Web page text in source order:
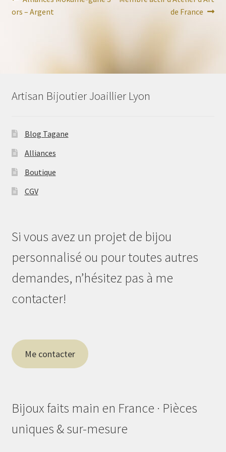
de précédent :
ors – Argent
de France
Artisan Bijoutier Joaillier Lyon
Blog Tagane
Alliances
Boutique
CGV
Si vous avez un projet de bijou
personnalisé ou pour toutes autres
demandes, n’hésitez pas à me
contacter!
Me contacter
Bijoux faits main en France · Pièces
uniques & sur-mesure